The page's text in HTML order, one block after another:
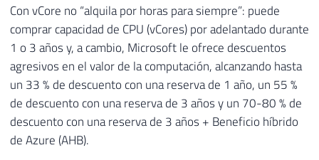
Con vCore no “alquila por horas para siempre”: puede
comprar capacidad de CPU (vCores) por adelantado durante
1 o 3 años y, a cambio, Microsoft le ofrece descuentos
agresivos en el valor de la computación, alcanzando hasta
un 33 % de descuento con una reserva de 1 año, un 55 %
de descuento con una reserva de 3 años y un 70-80 % de
descuento con una reserva de 3 años + Beneficio híbrido
de Azure (AHB).